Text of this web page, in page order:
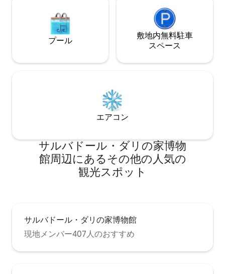
プール
敷地内無料駐⁠車
ス⁠ペ⁠ー⁠ス
エアコン
サルバドール・ダリの家博物
館⁠周⁠辺⁠に⁠あ⁠るそ⁠の⁠他⁠の人⁠気⁠の
観⁠光⁠ス⁠ポ⁠ッ⁠ト
サルバドール・ダリの家博物館
現地メンバー407人のおすすめ